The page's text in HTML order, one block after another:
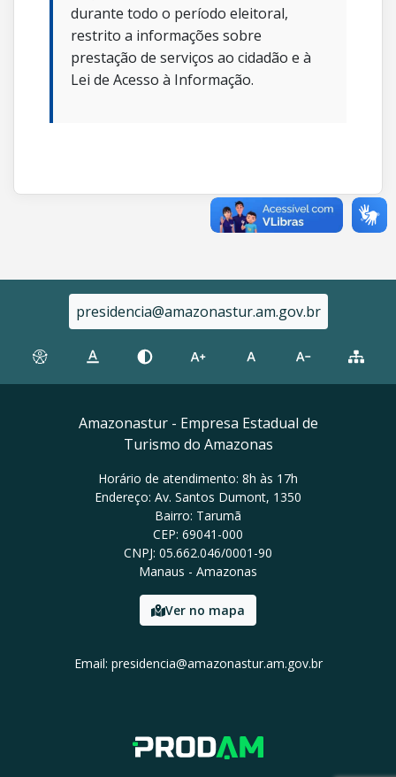
durante todo o período eleitoral,
restrito a informações sobre
prestação de serviços ao cidadão e à
Lei de Acesso à Informação.
presidencia@amazonastur.am.gov.br
Amazonastur - Empresa Estadual de
Turismo do Amazonas
Horário de atendimento: 8h às 17h
Endereço: Av. Santos Dumont, 1350
Bairro: Tarumã
CEP: 69041-000
CNPJ: 05.662.046/0001-90
Manaus - Amazonas
Ver no mapa
Email: presidencia@amazonastur.am.gov.br